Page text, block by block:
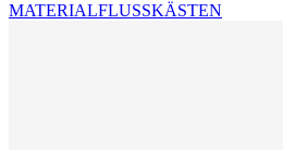
MATERIALFLUSSKÄSTEN